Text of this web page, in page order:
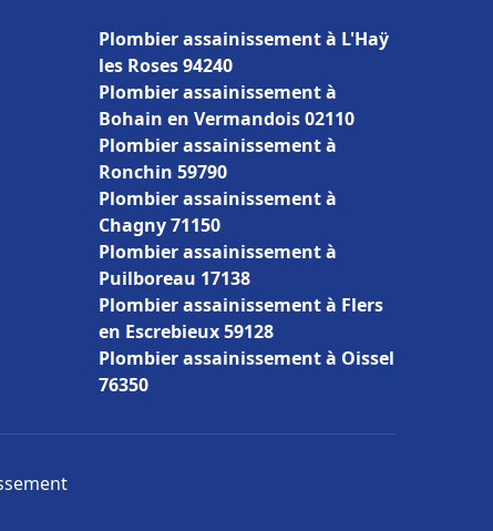
Plombier assainissement à L'Haÿ
les Roses 94240
Plombier assainissement à
Bohain en Vermandois 02110
Plombier assainissement à
Ronchin 59790
Plombier assainissement à
Chagny 71150
Plombier assainissement à
Puilboreau 17138
Plombier assainissement à Flers
en Escrebieux 59128
Plombier assainissement à Oissel
76350